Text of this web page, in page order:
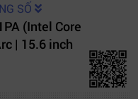
HD, 2 mic kỹ thuật số
SỐ
(Intel Core
| 15.6 inch